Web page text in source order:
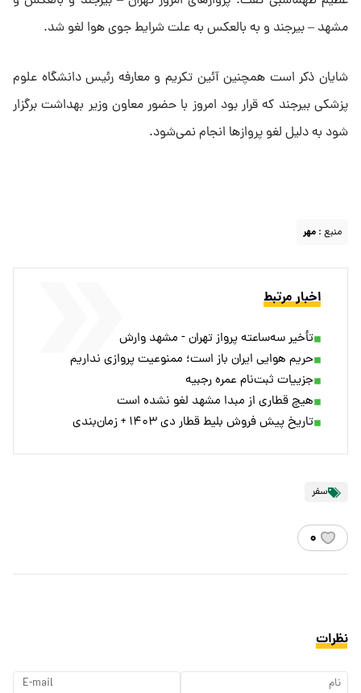
مشهد – بیرجند و به بالعکس به علت شرایط جوی هوا لغو شد.
شایان ذکر است همچنین آئین تکریم و معارفه رئیس دانشگاه علوم
پزشکی بیرجند که قرار بود امروز با حضور معاون وزیر بهداشت برگزار
شود به دلیل لغو پرواز‌ها انجام نمی‌شود.
منبع : مهر
اخبار مرتبط
تأخیر سه‌ساعته پرواز تهران - مشهد وارش
حریم هوایی ایران باز است؛ ممنوعیت پروازی نداریم
جزییات ثبت‌نام عمره رجبیه
هیچ قطاری از مبدا مشهد لغو نشده است
تاریخ پیش فروش بلیط قطار دی ۱۴۰۳ + زمان‌بندی
سفر
۰
نظرات